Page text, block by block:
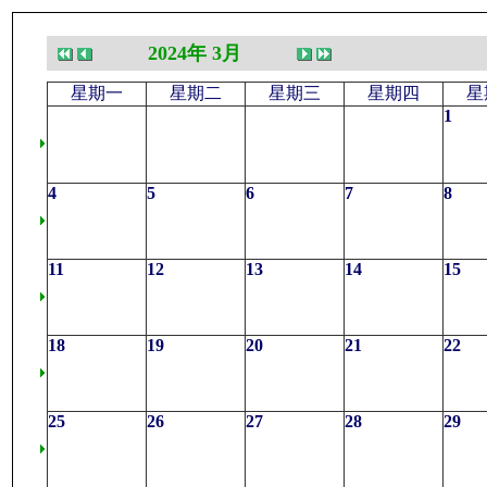
2024年 3月
星期一 星期二 星期三 星期四
星
1
4 5 6 7 8
11 12 13 14 15
18 19 20 21 22
25 26 27 28 29